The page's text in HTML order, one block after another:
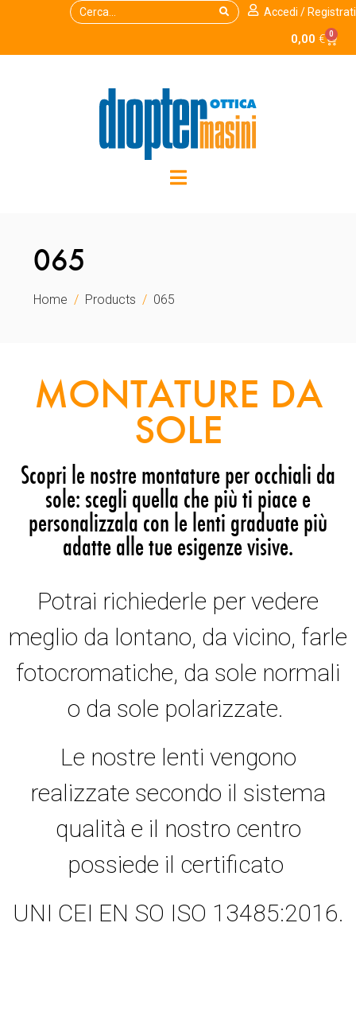
Accedi / Registrati
0,00 € 0
065
Home Products 065
MONTATURE DA
SOLE
Scopri le nostre montature per occhiali da
sole: scegli quella che più ti piace e
personalizzala con le lenti graduate più
adatte alle tue esigenze visive.
Potrai richiederle per vedere
meglio da lontano, da vicino, farle
fotocromatiche, da sole normali
o da sole polarizzate.
Le nostre lenti vengono
realizzate secondo il sistema
qualità e il nostro centro
possiede il certificato
UNI CEI EN SO ISO 13485:2016.